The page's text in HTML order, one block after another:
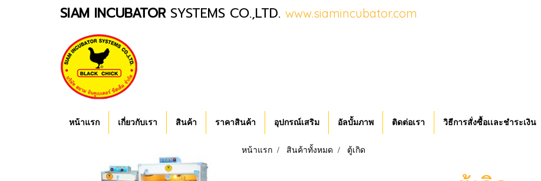
SIAM INCUBATORSYSTEMS CO.,LTD. www.siamincubator.com
หน้าแรก เกี่ยวกับเรา สินค้า ราคาสินค้า อุปกรณ์เสริม อัลบั้มภาพ ติดต่อเรา วิธีการสั่งซื้อเเละชำระเงิน
หน้าแรก สินค้าทั้งหมด ตู้เกิด